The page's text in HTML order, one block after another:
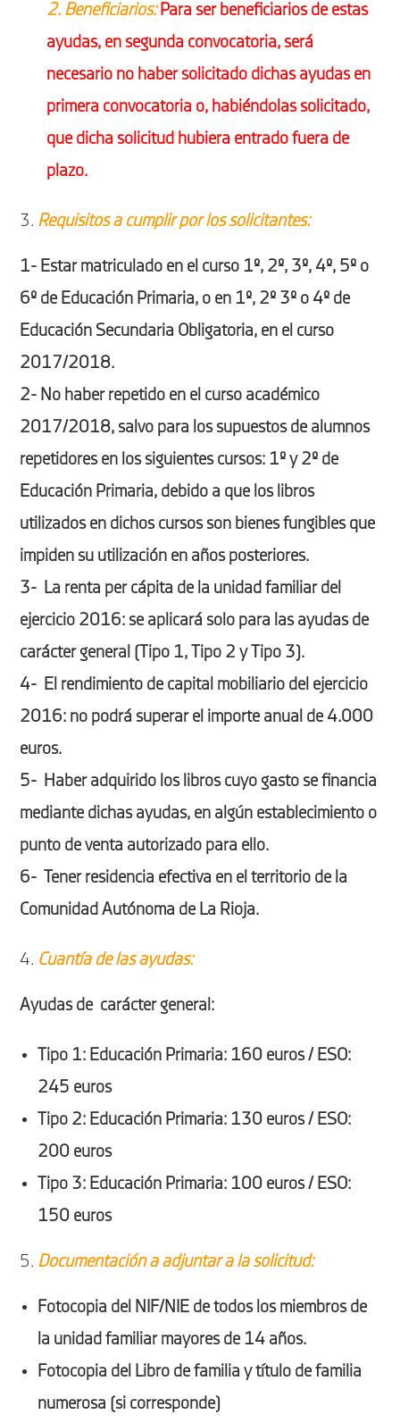
2. Beneficiarios: Para ser beneficiarios de estas
ayudas, en segunda convocatoria, será
necesario no haber solicitado dichas ayudas en
primera convocatoria o, habiéndolas solicitado,
que dicha solicitud hubiera entrado fuera de
plazo.
Requisitos a cumplir por los solicitantes:
1- Estar matriculado en el curso 1º, 2º, 3º, 4º, 5º o
6º de Educación Primaria, o en 1º, 2º 3º o 4º de
Educación Secundaria Obligatoria, en el curso
2017/2018.
2- No haber repetido en el curso académico
2017/2018, salvo para los supuestos de alumnos
repetidores en los siguientes cursos: 1º y 2º de
Educación Primaria, debido a que los libros
utilizados en dichos cursos son bienes fungibles que
impiden su utilización en años posteriores.
3- La renta per cápita de la unidad familiar del
ejercicio 2016: se aplicará solo para las ayudas de
carácter general (Tipo 1, Tipo 2 y Tipo 3).
4- El rendimiento de capital mobiliario del ejercicio
2016: no podrá superar el importe anual de 4.000
euros.
5- Haber adquirido los libros cuyo gasto se financia
mediante dichas ayudas, en algún establecimiento o
punto de venta autorizado para ello.
6- Tener residencia efectiva en el territorio de la
Comunidad Autónoma de La Rioja.
Cuantía de las ayudas:
Ayudas de carácter general:
Tipo 1: Educación Primaria: 160 euros / ESO:
245 euros
Tipo 2: Educación Primaria: 130 euros / ESO:
200 euros
Tipo 3: Educación Primaria: 100 euros / ESO:
150 euros
Documentación a adjuntar a la solicitud:
Fotocopia del NIF/NIE de todos los miembros de
la unidad familiar mayores de 14 años.
Fotocopia del Libro de familia y título de familia
numerosa (si corresponde)